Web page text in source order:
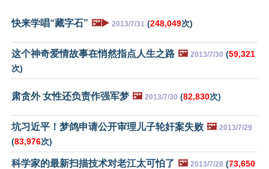
快来学唱“藏字石” 🖼️▶️ 2013/7/31 (248,049次)
这个神奇爱情故事在悄然指点人生之路 🖼️ 2013/7/30 (59,321
次)
肃贪外 女性还负责作强军梦 🖼️ 2013/7/30 (82,830次)
坑习近平！梦鸽申请公开审理儿子轮奸案失败 🖼️ 2013/7/29
(83,976次)
科学家的最新扫描技术对老江太可怕了 🖼️ 2013/7/28 (73,650